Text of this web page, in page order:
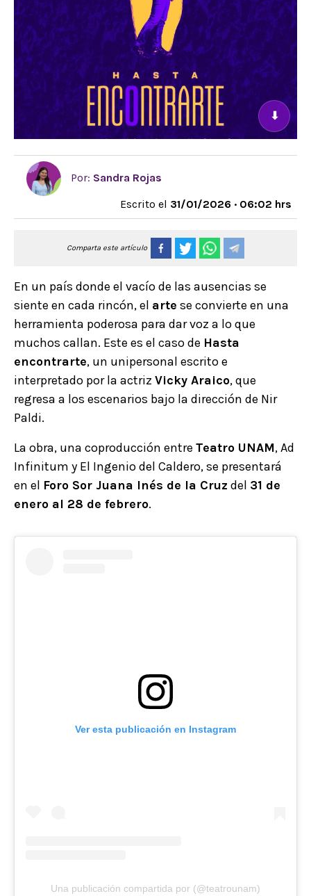
⬇
Por: Sandra Rojas
Escrito el 31/01/2026 · 06:02 hrs
Comparta este artículo
En un país donde el vacío de las ausencias se
siente en cada rincón, el arte se convierte en una
herramienta poderosa para dar voz a lo que
muchos callan. Este es el caso de Hasta
encontrarte, un unipersonal escrito e
interpretado por la actriz Vicky Araico, que
regresa a los escenarios bajo la dirección de Nir
Paldi.
La obra, una coproducción entre Teatro UNAM, Ad
Infinitum y El Ingenio del Caldero, se presentará
en el Foro Sor Juana Inés de la Cruz del 31 de
enero al 28 de febrero.
Ver esta publicación en Instagram
Una publicación compartida por (@teatrounam)